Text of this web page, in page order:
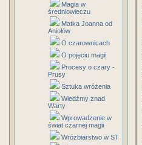
Magia w
średniowieczu
Matka Joanna od
Aniołów
O czarownicach
O pojęciu magii
Procesy o czary -
Prusy
Sztuka wróżenia
Wiedźmy znad
Warty
Wprowadzenie w
świat czarnej magii
Wróżbiarstwo w ST